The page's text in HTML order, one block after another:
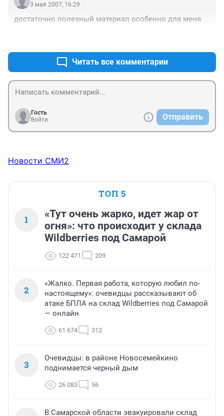
заплатить), с меня сразу взяли комиссию 1000 руб. и
взял 24000, а отдал 32000, т.е. переплатил фактически
3 мая 2007, 16:29
достаточно полезный материал особенно для меня
Читать все комментарии
Гость
Войти
Отправить
Новости СМИ2
ТОП 5
1
«Тут очень жарко, идет жар от
огня»: что происходит у склада
Wildberries под Самарой
122 471 209
2
«Жалко. Первая работа, которую любил по-
настоящему»: очевидцы рассказывают об
атаке БПЛА на склад Wildberries под Самарой
— онлайн
61 674 312
3
Очевидцы: в районе Новосемейкино
поднимается черный дым
26 083 56
В Самарской области эвакуировали склад